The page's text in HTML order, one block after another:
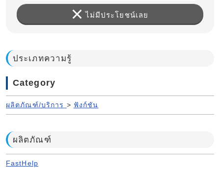
ไม่มีประโยชน์เลย
ประเภทความรู้
Category
ผลิตภัณฑ์/บริการ > ฟังก์ชัน
ผลิตภัณฑ์
FastHelp